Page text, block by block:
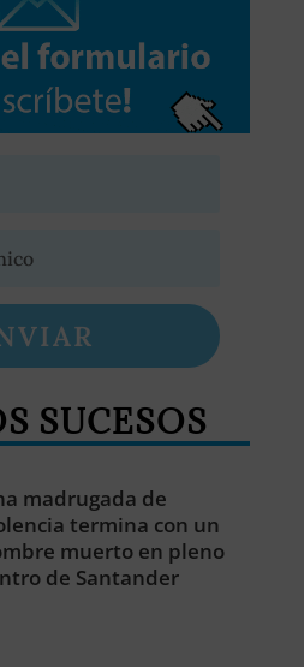
SUCESOS
madrugada de
termina con un
muerto en pleno
de Santander